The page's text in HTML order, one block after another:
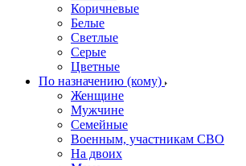
Коричневые
Белые
Светлые
Серые
Цветные
По назначению (кому)
Женщине
Мужчине
Семейные
Военным, участникам СВО
На двоих